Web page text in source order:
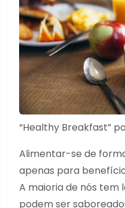
“Healthy Breakfast”
Alimentar-se de
apenas para
A maioria de nós tem
podem ser